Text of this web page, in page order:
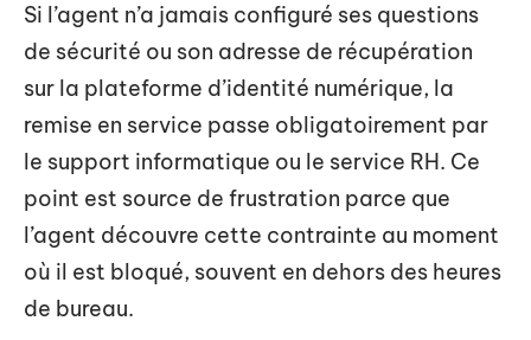
Si l’agent n’a jamais configuré ses questions
de sécurité ou son adresse de récupération
sur la plateforme d’identité numérique, la
remise en service passe obligatoirement par
le support informatique ou le service RH. Ce
point est source de frustration parce que
l’agent découvre cette contrainte au moment
où il est bloqué, souvent en dehors des heures
de bureau.